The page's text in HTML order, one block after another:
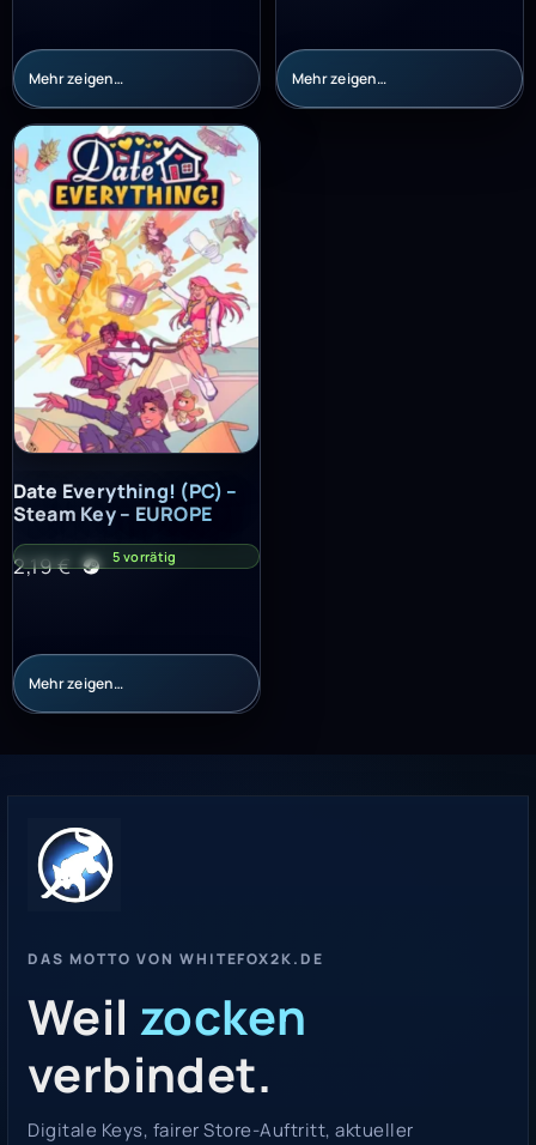
Mehr zeigen… Mehr zeigen…
Date Everything! (PC) – Steam Key – EUROPE
Date Everything! (PC) –
Steam Key – EUROPE
2,19€ 5 vorrätig
Mehr zeigen…
DAS MOTTO VON WHITEFOX2K.DE
Weil zocken
verbindet.
Digitale Keys, fairer Store-Auftritt, aktueller